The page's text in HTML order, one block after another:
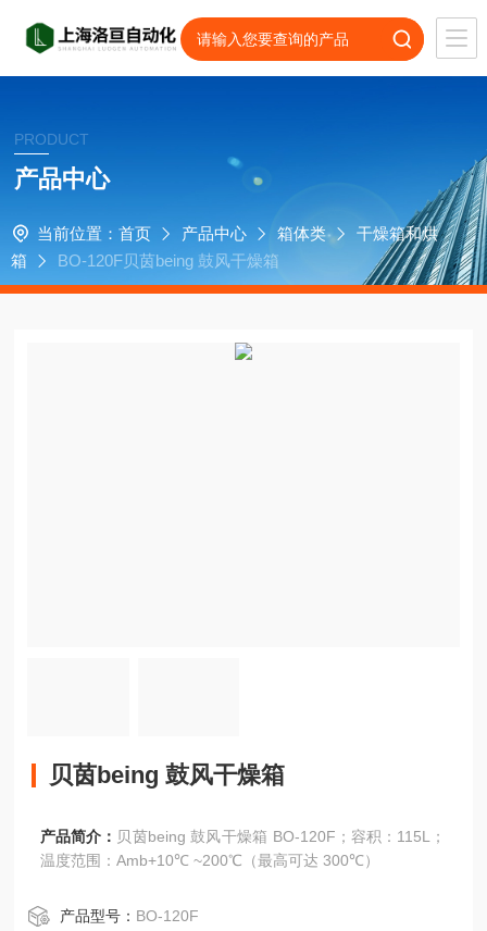
PRODUCT
产品中心
当前位置： 首页 产品中心 箱体类
干燥箱和烘
箱
BO-120F贝茵being 鼓风干燥箱
贝茵being 鼓风干燥箱
产品简介： 贝茵being 鼓风干燥箱 BO-120F；容积：115L；
温度范围：Amb+10℃ ~200℃（最高可达 300℃）
产品型号： BO-120F